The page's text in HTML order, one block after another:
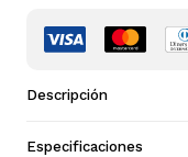
Descripción
Especificaciones